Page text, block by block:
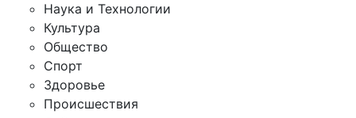
Наука и Технологии
Культура
Общество
Спорт
Здоровье
Происшествия